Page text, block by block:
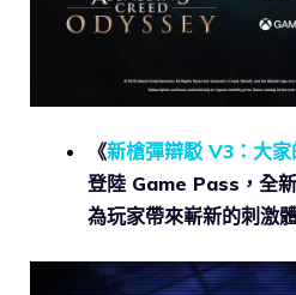
《新槍彈辯駁 V3：大
登陸 Game Pass，全
為玩家帶來嶄新的刺激